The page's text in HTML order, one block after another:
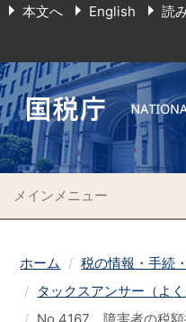
本文へ English 読
メインメニュー
ホーム 税の情報・手続
タックスアンサー（よく